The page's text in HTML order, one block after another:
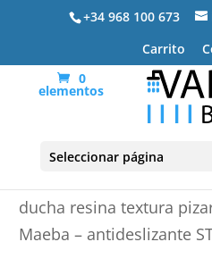
+34 968 100 673
Carrito
0
elementos
Seleccionar página
ducha resina textura
Maeba – antideslizante